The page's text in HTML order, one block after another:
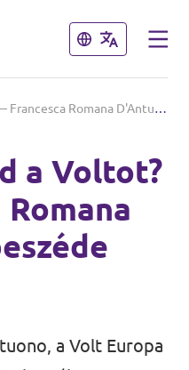
Bezárás
Bezárás
Miért válaszd a Voltot? — Francesca Romana D'Antuono beszéde Bolognában
a Voltot?
a Volt Europa